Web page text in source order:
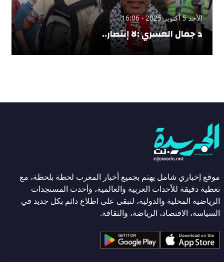
الأحد 5 أكتوبر 2025 - 16:06
د جمال العسري :لا إنتصار..
موقع إخباري شامل يهتم بجميع أخبار المغرب لحظة بلحظة، مع
تغطية دقيقة للأحداث العربية والعالمية، وأحدث المستجدات
الرياضية المحلية والدولية، لتبقى على اطلاع دائم بكل جديد في
السياسة، الاقتصاد، الرياضة، والثقافة.